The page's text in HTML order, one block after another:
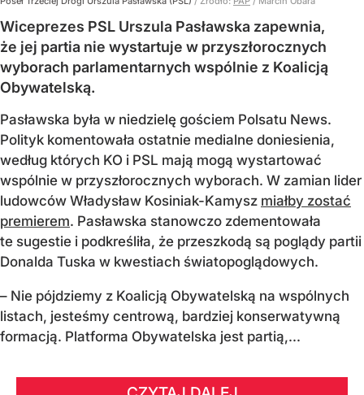
Wiceprezes PSL Urszula Pasławska zapewnia,
że jej partia nie wystartuje w przyszłorocznych
wyborach parlamentarnych wspólnie z Koalicją
Obywatelską.
Pasławska była w niedzielę gościem Polsatu News.
Polityk komentowała ostatnie medialne doniesienia,
według których KO i PSL mają mogą wystartować
wspólnie w przyszłorocznych wyborach. W zamian lider
ludowców Władysław Kosiniak-Kamysz miałby zostać
premierem. Pasławska stanowczo zdementowała
te sugestie i podkreśliła, że przeszkodą są poglądy partii
Donalda Tuska w kwestiach światopoglądowych.
– Nie pójdziemy z Koalicją Obywatelską na wspólnych
listach, jesteśmy centrową, bardziej konserwatywną
formacją. Platforma Obywatelska jest partią,...